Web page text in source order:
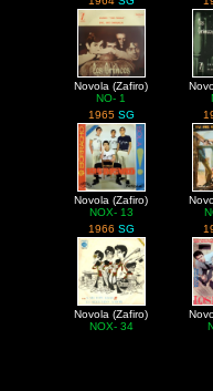
Novola (Zafiro)
NO- 1
1965 SG
Novola (Zafiro)
NOX- 13
1966 SG
Novola (Zafiro)
NOX- 34